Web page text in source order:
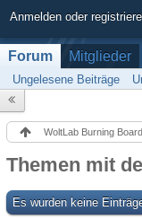
Anmelden oder
Forum Mitglieder
Ungelesene Beiträge
WoltLab Burning
Themen mit
Es wurden keine